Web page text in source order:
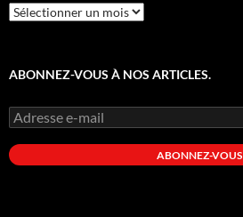
Archives
ABONNEZ-VOUS À NOS ARTICLES.
Adresse
e-
mail
ABONNEZ-VOUS